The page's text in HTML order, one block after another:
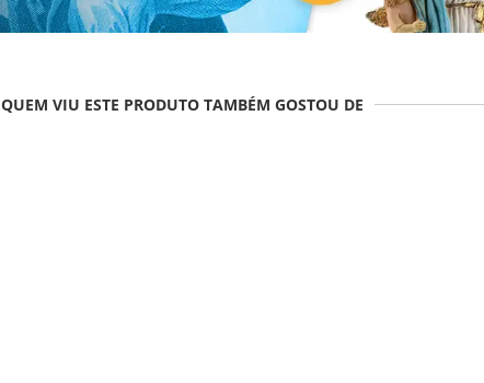
QUEM VIU ESTE PRODUTO TAMBÉM GOSTOU DE